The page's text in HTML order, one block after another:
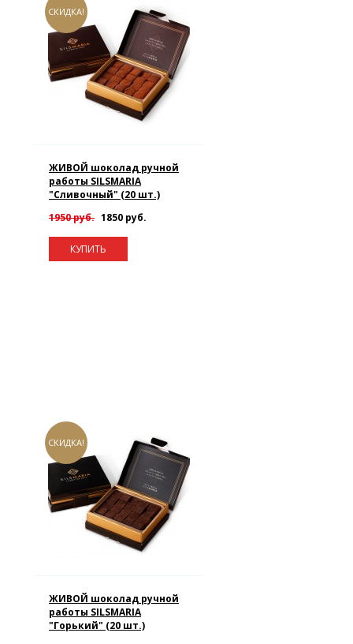
СКИДКА!
ЖИВОЙ шоколад ручной
работы SILSMARIA
"Сливочный" (20 шт.)
1950 руб. 1850 руб.
КУПИТЬ
СКИДКА!
ЖИВОЙ шоколад ручной
работы SILSMARIA
"Горький" (20 шт.)